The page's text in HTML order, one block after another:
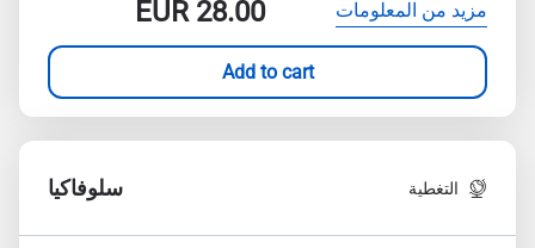
مزيد من المعلومات EUR28.00
Add to cart
التغطية سلوفاكيا